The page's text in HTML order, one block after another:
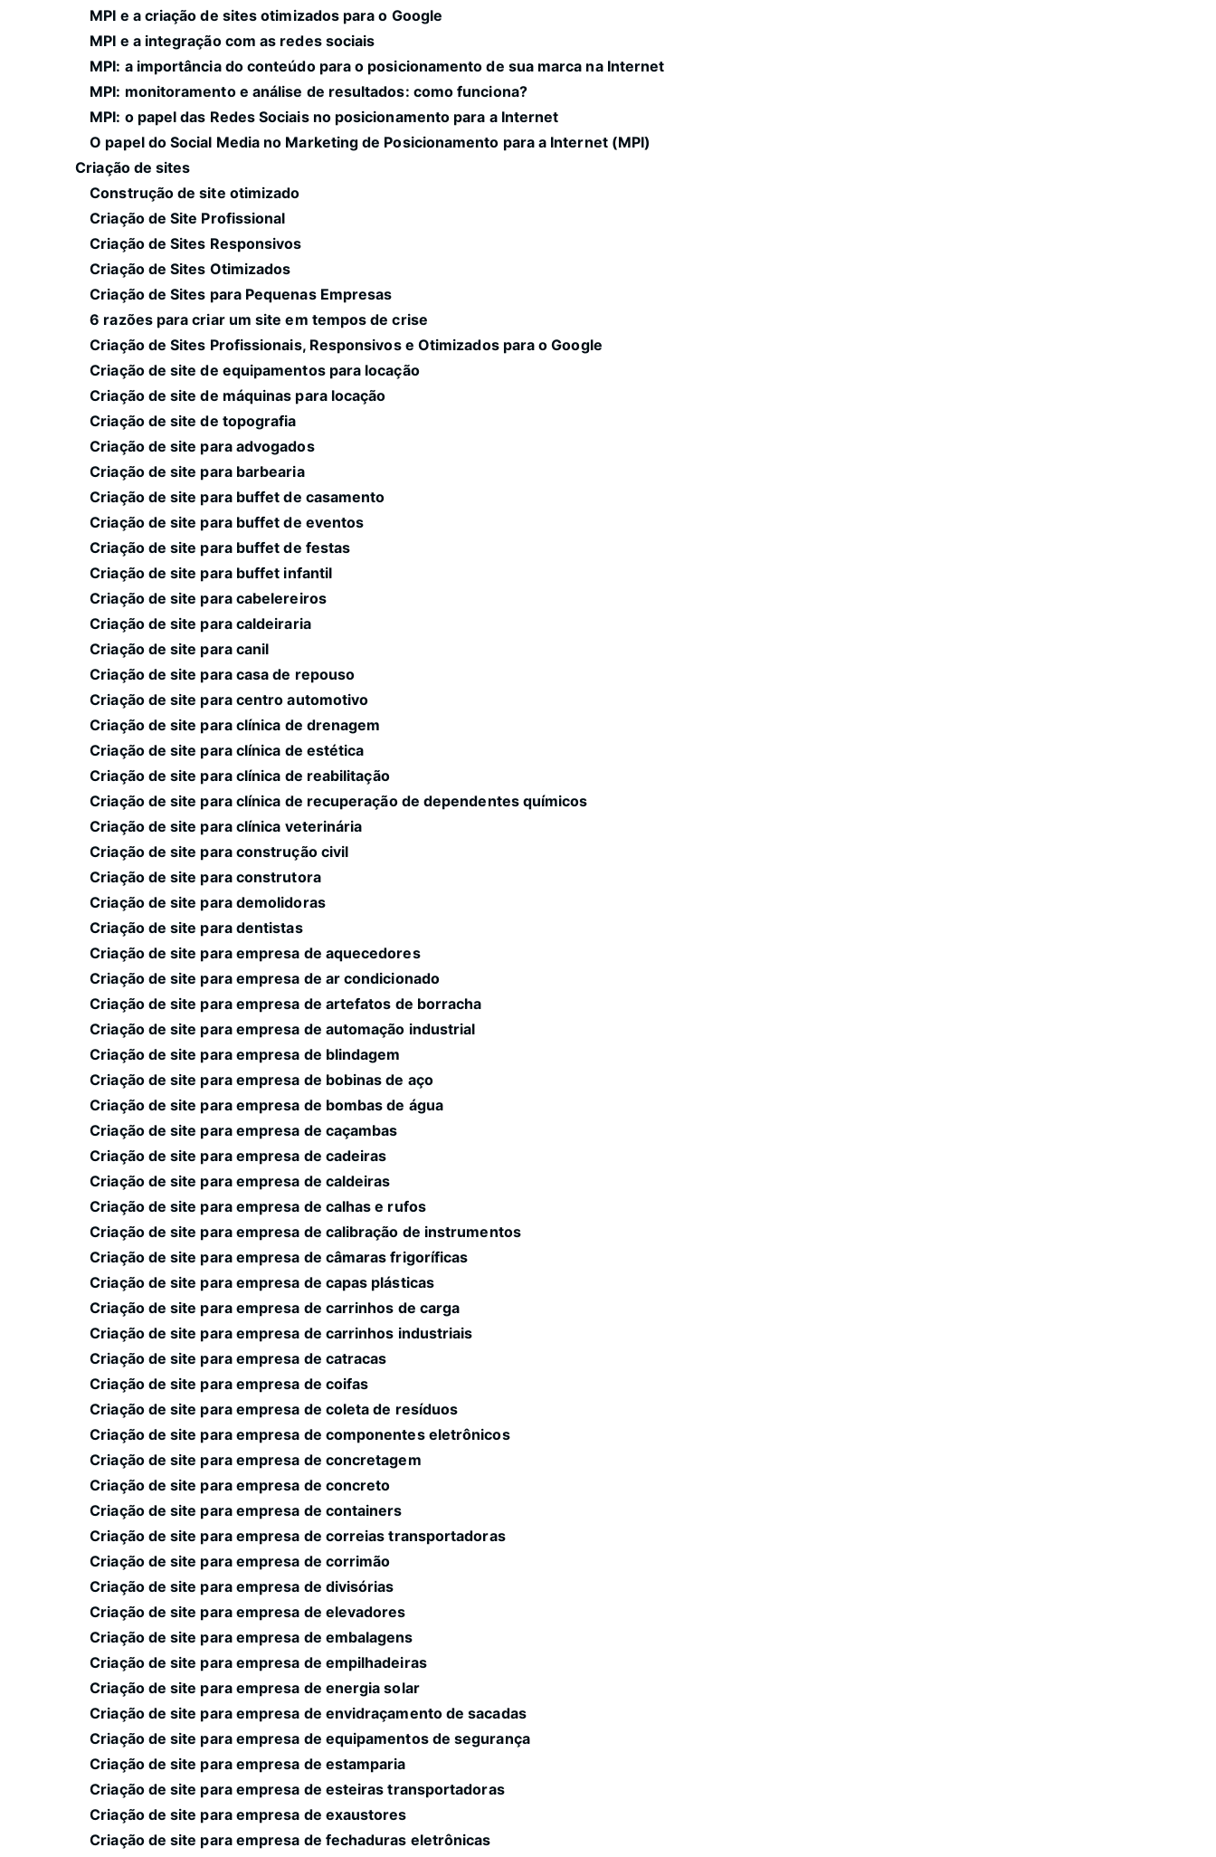
MPI e a criação de sites otimizados para o Google
MPI e a integração com as redes sociais
MPI: a importância do conteúdo para o posicionamento de sua marca na Internet
MPI: monitoramento e análise de resultados: como funciona?
MPI: o papel das Redes Sociais no posicionamento para a Internet
O papel do Social Media no Marketing de Posicionamento para a Internet (MPI)
Criação de sites
Construção de site otimizado
Criação de Site Profissional
Criação de Sites Responsivos
Criação de Sites Otimizados
Criação de Sites para Pequenas Empresas
6 razões para criar um site em tempos de crise
Criação de Sites Profissionais, Responsivos e Otimizados para o Google
Criação de site de equipamentos para locação
Criação de site de máquinas para locação
Criação de site de topografia
Criação de site para advogados
Criação de site para barbearia
Criação de site para buffet de casamento
Criação de site para buffet de eventos
Criação de site para buffet de festas
Criação de site para buffet infantil
Criação de site para cabelereiros
Criação de site para caldeiraria
Criação de site para canil
Criação de site para casa de repouso
Criação de site para centro automotivo
Criação de site para clínica de drenagem
Criação de site para clínica de estética
Criação de site para clínica de reabilitação
Criação de site para clínica de recuperação de dependentes químicos
Criação de site para clínica veterinária
Criação de site para construção civil
Criação de site para construtora
Criação de site para demolidoras
Criação de site para dentistas
Criação de site para empresa de aquecedores
Criação de site para empresa de ar condicionado
Criação de site para empresa de artefatos de borracha
Criação de site para empresa de automação industrial
Criação de site para empresa de blindagem
Criação de site para empresa de bobinas de aço
Criação de site para empresa de bombas de água
Criação de site para empresa de caçambas
Criação de site para empresa de cadeiras
Criação de site para empresa de caldeiras
Criação de site para empresa de calhas e rufos
Criação de site para empresa de calibração de instrumentos
Criação de site para empresa de câmaras frigoríficas
Criação de site para empresa de capas plásticas
Criação de site para empresa de carrinhos de carga
Criação de site para empresa de carrinhos industriais
Criação de site para empresa de catracas
Criação de site para empresa de coifas
Criação de site para empresa de coleta de resíduos
Criação de site para empresa de componentes eletrônicos
Criação de site para empresa de concretagem
Criação de site para empresa de concreto
Criação de site para empresa de containers
Criação de site para empresa de correias transportadoras
Criação de site para empresa de corrimão
Criação de site para empresa de divisórias
Criação de site para empresa de elevadores
Criação de site para empresa de embalagens
Criação de site para empresa de empilhadeiras
Criação de site para empresa de energia solar
Criação de site para empresa de envidraçamento de sacadas
Criação de site para empresa de equipamentos de segurança
Criação de site para empresa de estamparia
Criação de site para empresa de esteiras transportadoras
Criação de site para empresa de exaustores
Criação de site para empresa de fechaduras eletrônicas